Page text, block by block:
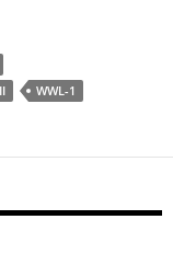
WWL-1